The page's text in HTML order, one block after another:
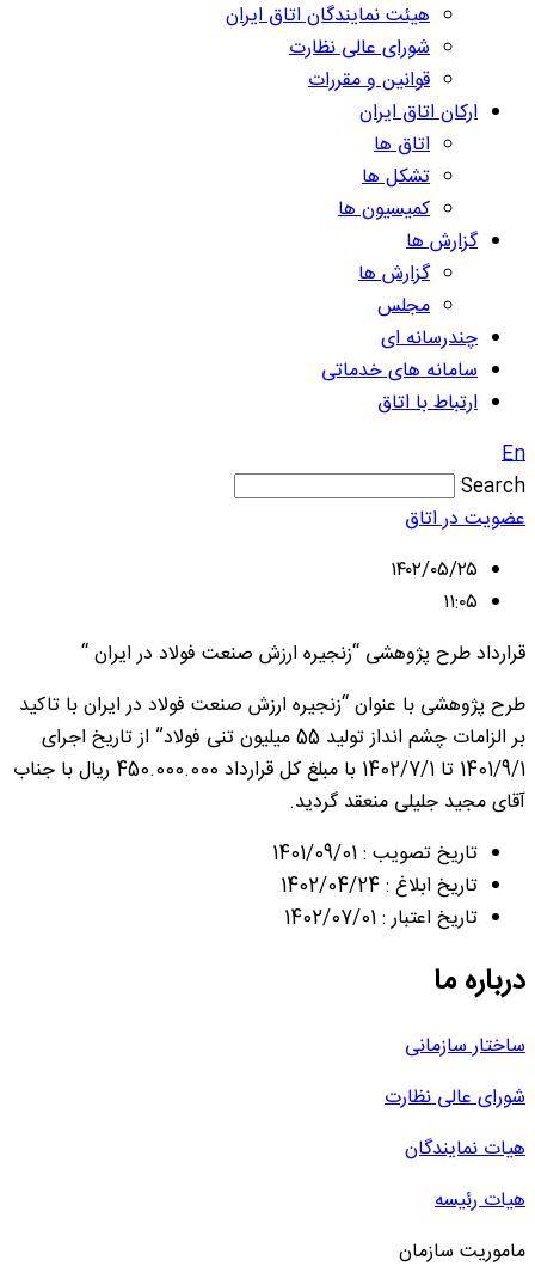
هیئت نمایندگان اتاق ایران
شورای عالی نظارت
قوانین و مقررات
ارکان اتاق ایران
اتاق ها
تشکل ها
کمیسیون ها
گزارش ها
گزارش ها
مجلس
چندرسانه ای
سامانه های خدماتی
ارتباط با اتاق
En
Search
عضویت در اتاق
۱۴۰۲/۰۵/۲۵
۱۱:۰۵
قرارداد طرح پژوهشی “زنجیره ارزش صنعت فولاد در ایران “
طرح پژوهشی با عنوان “زنجیره ارزش صنعت فولاد در ایران با تاکید
بر الزامات چشم انداز تولید 55 میلیون تنی فولاد” از تاریخ اجرای
1401/9/1 تا 1402/7/1 با مبلغ کل قرارداد 450.000.000 ریال با جناب
آقای مجید جلیلی منعقد گردید.
تاریخ تصویب : 1401/09/01
تاریخ ابلاغ : 1402/04/24
تاریخ اعتبار : 1402/07/01
درباره ما
ساختار سازمانی
شورای عالی نظارت
هیات نمایندگان
هیات رئیسه
ماموریت سازمان